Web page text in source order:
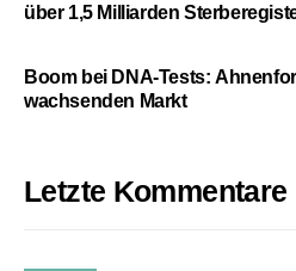
über 1,5 Milliarden
Boom bei DNA-Tests:
wachsenden Markt
Letzte Kommentare